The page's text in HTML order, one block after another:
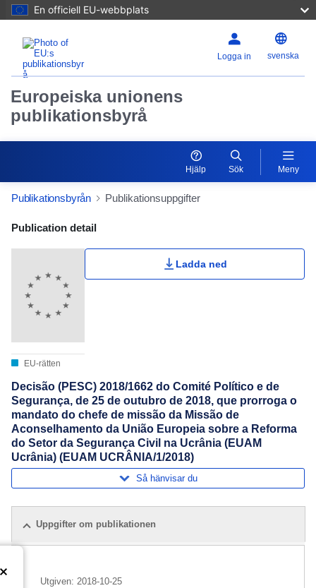
En officiell EU-webbplats
Logga in svenska
Europeiska unionens
publikationsbyrå
Hjälp Sök Meny
Publikationsbyrån Publikationsuppgifter
Publication Detail Actions Portlet
Publication detail
EU-rätten
Ladda ned
Decisão (PESC) 2018/1662 do Comité Político e de
Segurança, de 25 de outubro de 2018, que prorroga o
mandato do chefe de missão da Missão de
Aconselhamento da União Europeia sobre a Reforma
do Setor da Segurança Civil na Ucrânia (EUAM
Ucrânia) (EUAM UCRÂNIA/1/2018)
Så hänvisar du
Uppgifter om publikationen
Utgiven: 2018-10-25